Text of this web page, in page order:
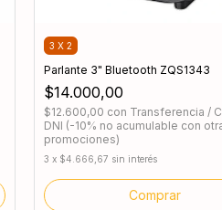
3 X 2
Parlante 3" Bluetooth ZQS1343
$14.000,00
$12.600,00 con Transferencia /
DNI (-10% no acumulable con
promociones)
3 x $4.666,67 sin interés